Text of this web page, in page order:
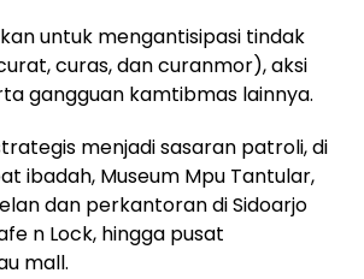
untuk mengantisipasi tindak
curas, dan curanmor), aksi
gangguan kamtibmas lainnya.
menjadi sasaran patroli, di
ibadah, Museum Mpu Tantular,
dan perkantoran di Sidoarjo
n Lock, hingga pusat
mall.